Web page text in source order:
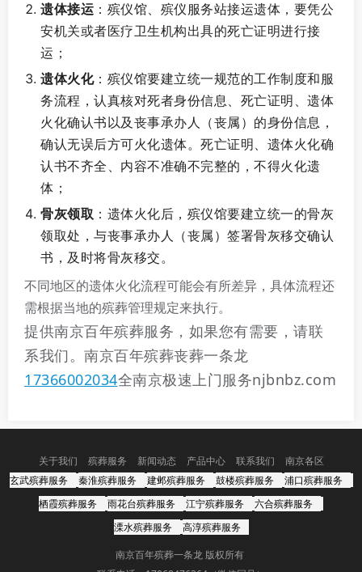
遗体接运 ：殡仪馆、殡仪服务站接运遗体，要凭公
安机关或者医疗卫生机构出具的死亡证明进行接
运；
遗体火化：殡仪馆要建立统一规范的工作制度和服
务流程，认真核对死者身份信息、死亡证明、遗体
火化确认书以及丧事承办人（丧属）的身份信息，
确认无误后方可火化遗体。死亡证明、遗体火化确
认书不齐全、内容不准确不完整的，不得火化遗
体；
骨灰领取 ：遗体火化后，殡仪馆要建立统一的骨灰
领取处，与丧事承办人（丧属）签署骨灰移交确认
书，及时将骨灰移交。
不同地区的遗体火化流程可能会有所差异，具体流程还
需根据当地的殡葬管理规定来执行。
提供南京百年殡葬服务，如果您有需要，请联
系我们。南京百年殡葬丧葬一条龙
17366002034全南京极速上门服务njbnbz.com
关于我们 殡葬服务 新闻动态 产品中心 联系我们
南京各区
玄武殡葬服务
秦淮殡葬服务 建邺殡葬服务 鼓楼殡葬服务
浦口殡葬服务
栖霞殡葬服务
雨花台殡葬服务 江宁殡葬服务
六合殡葬服务
溧水殡葬服务
高淳殡葬服务
南京百年殡葬一条龙 版权所有